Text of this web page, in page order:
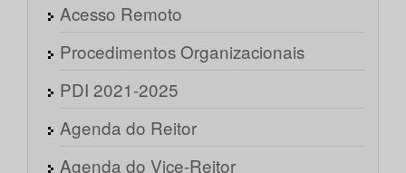
Acesso Remoto
Procedimentos Organizacionais
PDI 2021-2025
Agenda do Reitor
Agenda do Vice-Reitor